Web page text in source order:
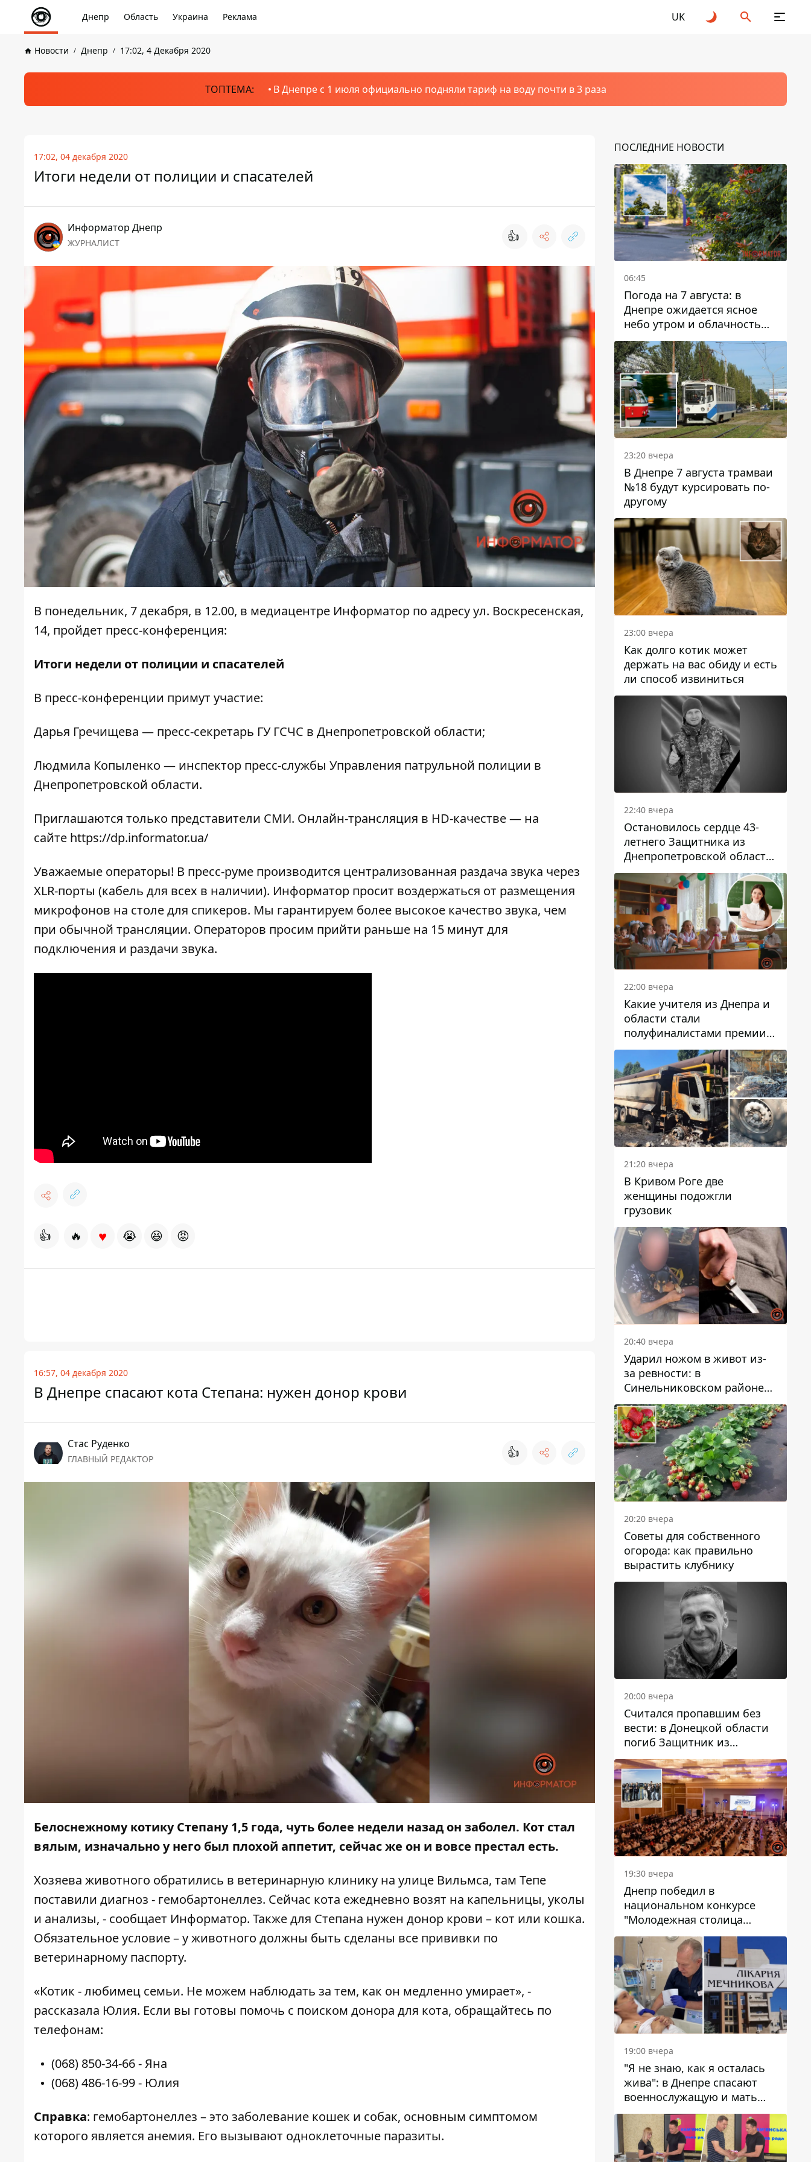
Днепр Область Украина Реклама UK
Новости Днепр 17:02, 4 Декабря 2020
ТОПТЕМА: В Днепре с 1 июля официально подняли тариф на воду почти в 3 раза
17:02, 04 декабря 2020
Итоги недели от полиции и спасателей
Информатор Днепр
ЖУРНАЛИСТ 👍
В понедельник, 7 декабря, в 12.00, в медиацентре Информатор по адресу ул. Воскресенская,
14, пройдет пресс-конференция:
Итоги недели от полиции и спасателей
В пресс-конференции примут участие:
Дарья Гречищева — пресс-секретарь ГУ ГСЧС в Днепропетровской области;
Людмила Копыленко — инспектор пресс-службы Управления патрульной полиции в
Днепропетровской области.
Приглашаются только представители СМИ. Онлайн-трансляция в HD-качестве — на
сайте https://dp.informator.ua/
Уважаемые операторы! В пресс-руме производится централизованная раздача звука через
XLR-порты (кабель для всех в наличии). Информатор просит воздержаться от размещения
микрофонов на столе для спикеров. Мы гарантируем более высокое качество звука, чем
при обычной трансляции. Операторов просим прийти раньше на 15 минут для
подключения и раздачи звука.
👍 🔥 ♥ 😭 😆 😡
16:57, 04 декабря 2020
В Днепре спасают кота Степана: нужен донор крови
Стаc Руденко
ГЛАВНЫЙ РЕДАКТОР 👍
Белоснежному котику Степану 1,5 года, чуть более недели назад он заболел. Кот стал
вялым, изначально у него был плохой аппетит, сейчас же он и вовсе престал есть.
Хозяева животного обратились в ветеринарную клинику на улице Вильмса, там Тепе
поставили диагноз - гемобартонеллез. Сейчас кота ежедневно возят на капельницы, уколы
и анализы, - сообщает Информатор. Также для Степана нужен донор крови – кот или кошка.
Обязательное условие – у животного должны быть сделаны все прививки по
ветеринарному паспорту.
«Котик - любимец семьи. Не можем наблюдать за тем, как он медленно умирает», -
рассказала Юлия. Если вы готовы помочь с поиском донора для кота, обращайтесь по
телефонам:
(068) 850-34-66- Яна
(068) 486-16-99- Юлия
Справка: гемобартонеллез – это заболевание кошек и собак, основным симптомом
которого является анемия. Его вызывают одноклеточные паразиты.
ПОСЛЕДНИЕ НОВОСТИ
06:45
Погода на 7 августа: в
Днепре ожидается ясное
небо утром и облачность
после обеда
23:20 вчера
В Днепре 7 августа трамваи
№18 будут курсировать по-
другому
23:00 вчера
Как долго котик может
держать на вас обиду и есть
ли способ извиниться
22:40 вчера
Остановилось сердце 43-
летнего Защитника из
Днепропетровской области
Евгения Зинченко
22:00 вчера
Какие учителя из Днепра и
области стали
полуфиналистами премии
Global Teacher Prize Ukraine
2026
21:20 вчера
В Кривом Роге две
женщины подожгли
грузовик
20:40 вчера
Ударил ножом в живот из-
за ревности: в
Синельниковском районе
задержали 49-летнего
мужчину за убийство
20:20 вчера
Советы для собственного
огорода: как правильно
вырастить клубнику
20:00 вчера
Считался пропавшим без
вести: в Донецкой области
погиб Защитник из
Каменского Антон
Красовский
19:30 вчера
Днепр победил в
национальном конкурсе
"Молодежная столица
Украины – 2026"
19:00 вчера
"Я не знаю, как я осталась
жива": в Днепре спасают
военнослужащую и мать
четверых детей, которую
ранил КАБ